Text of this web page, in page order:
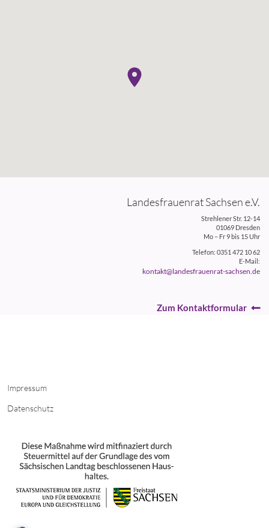
Landesfrauenrat Sachsen e.V.
Strehlener Str. 12-14
01069 Dresden
Mo – Fr 9 bis 15 Uhr
Telefon: 0351 472 10 62
E-Mail:
kontakt@landesfrauenrat-sachsen.de
Zum Kontaktformular
Impressum
Datenschutz